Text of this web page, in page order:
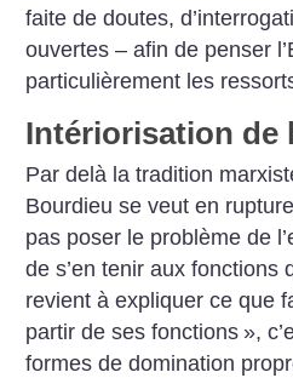
faite de doutes,
ouvertes – afin de penser
particulièrement les
Intériorisation de
Par delà la tradition
Bourdieu se veut en
pas poser le problème de
de s’en tenir aux fonctions
revient à expliquer ce que
partir de ses fonctions »,
formes de domination